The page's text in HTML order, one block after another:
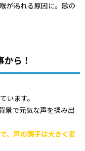
が渇れる原因に。歌の
ら！
います。
景で元気な声を揉み出
、声の調子は大きく変